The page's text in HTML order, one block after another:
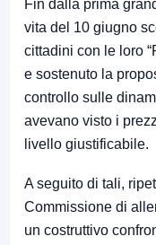
Fin dalla prima
vita del 10 giugno
cittadini con le loro
e sostenuto la
controllo sulle
avevano visto i
livello giustificabile.
A seguito di tali,
Commissione di
un costruttivo